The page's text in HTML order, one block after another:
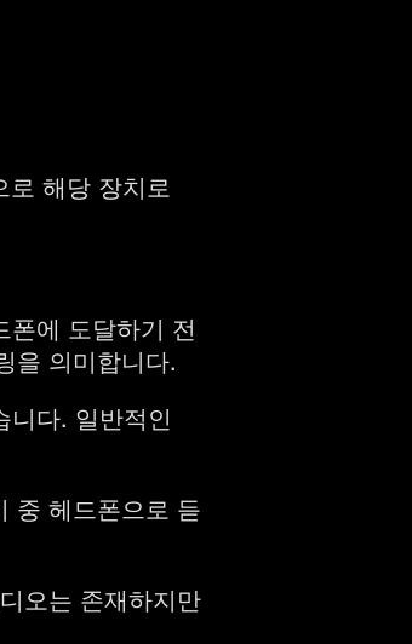
로 해당 장치로
에 도달하기 전
을 의미합니다.
다. 일반적인
중 헤드폰으로 듣
오는 존재하지만